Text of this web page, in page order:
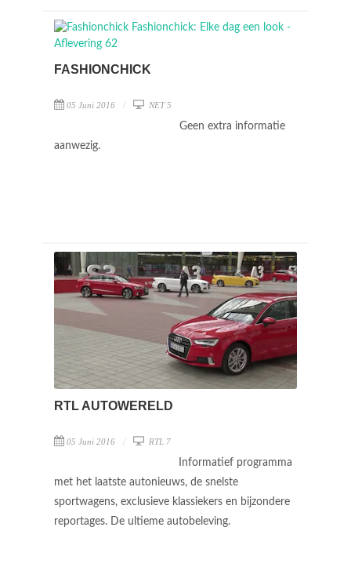
FASHIONCHICK
05 Juni 2016 NET 5
Geen extra informatie
aanwezig.
RTL AUTOWERELD
05 Juni 2016 RTL 7
Informatief programma
met het laatste autonieuws, de snelste
sportwagens, exclusieve klassiekers en bijzondere
reportages. De ultieme autobeleving.